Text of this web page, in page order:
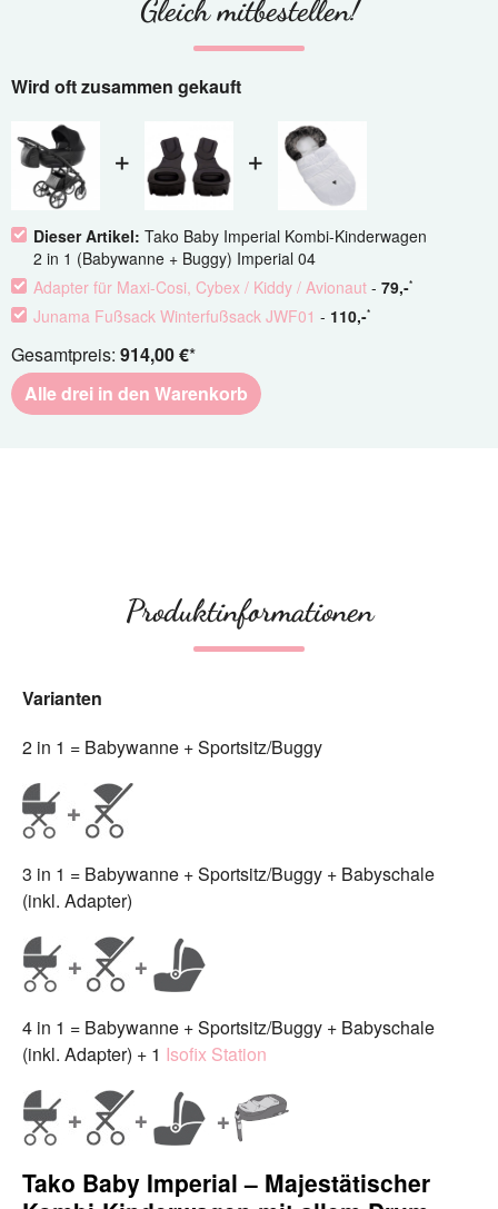
Gleich mitbestellen!
Wird oft zusammen gekauft
Dieser Artikel: Tako Baby Imperial Kombi-Kinderwagen
2 in 1 (Babywanne + Buggy) Imperial 04
Adapter für Maxi-Cosi, Cybex / Kiddy / Avionaut - 79,-*
Junama Fußsack Winterfußsack JWF01 - 110,-*
Gesamtpreis: 914,00 €*
Alle drei in den Warenkorb
Produktinformationen
Varianten
2 in 1 = Babywanne + Sportsitz/Buggy
3 in 1 = Babywanne + Sportsitz/Buggy + Babyschale
(inkl. Adapter)
4 in 1 = Babywanne + Sportsitz/Buggy + Babyschale
(inkl. Adapter) + 1 Isofix Station
Tako Baby Imperial – Majestätischer